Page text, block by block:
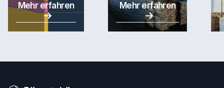
Mehr erfahren Mehr erfahren